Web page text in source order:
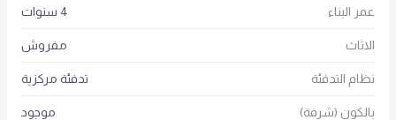
عمر البناء 4 سنوات
الاثاث مفروش
نظام التدفئة تدفئة مركزية
بالكون (شرفة) موجود